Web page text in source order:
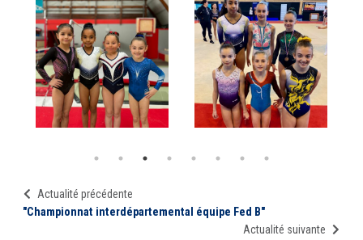
Actualité précédente
"Championnat interdépartemental équipe Fed B"
Actualité suivante